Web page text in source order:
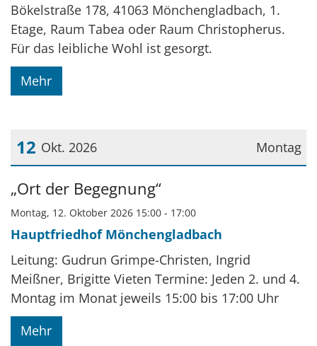
Bökelstraße 178, 41063 Mönchengladbach, 1.
Etage, Raum Tabea oder Raum Christopherus.
Für das leibliche Wohl ist gesorgt.
Mehr
Montag
12 Okt. 2026
Datum: 12. Oktober 2026
„Ort der Begegnung“
Montag, 12. Oktober 2026 15:00 - 17:00
Hauptfriedhof Mönchengladbach
Leitung: Gudrun Grimpe-Christen, Ingrid
Meißner, Brigitte Vieten Termine: Jeden 2. und 4.
Montag im Monat jeweils 15:00 bis 17:00 Uhr
Mehr